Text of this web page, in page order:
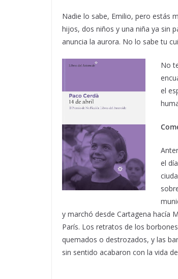
Nadie lo sabe, Emilio, pero estás
hijos, dos niños y una niña ya sin
anuncia la aurora. No lo sabe tu
No
el
el
y marchó desde Cartagena hacía
París. Los retratos de los
quemados o destrozados, y las
sin sentido acabaron con la vida